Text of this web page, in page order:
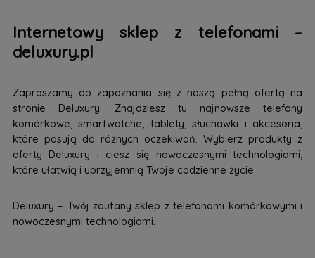
Internetowy sklep z telefonami –
deluxury.pl
Zapraszamy do zapoznania się z naszą pełną ofertą na
stronie Deluxury. Znajdziesz tu najnowsze telefony
komórkowe, smartwatche, tablety, słuchawki i akcesoria,
które pasują do różnych oczekiwań. Wybierz produkty z
oferty Deluxury i ciesz się nowoczesnymi technologiami,
które ułatwią i uprzyjemnią Twoje codzienne życie.
Deluxury – Twój zaufany sklep z telefonami komórkowymi i
nowoczesnymi technologiami.